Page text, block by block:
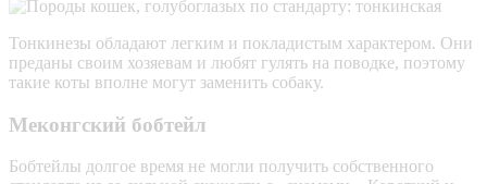
Тонкинезы обладают легким и покладистым характером. Они
преданы своим хозяевам и любят гулять на поводке, поэтому
такие коты вполне могут заменить собаку.
Меконгский бобтейл
Бобтейлы долгое время не могли получить собственного